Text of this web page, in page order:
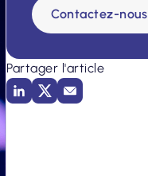
Contactez-nous
Partager l'article